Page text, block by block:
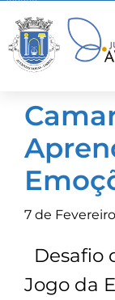
content
Freguesia
Cartão
Informações
Notícias
7 de
Desafio
Jogo da